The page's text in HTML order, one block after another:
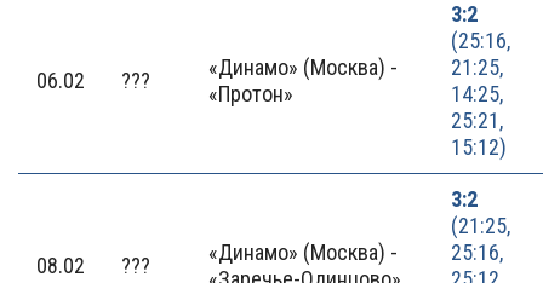
06.02 ???
«Динамо» (Москва) -
«Протон»
3:2
(25:16,
21:25,
14:25,
25:21,
15:12)
08.02 ???
«Динамо» (Москва) -
3:2
(21:25,
25:16,